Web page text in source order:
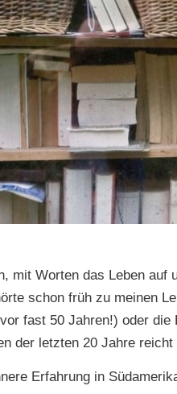
mit Worten das Leben auf
schon früh zu meinen
fast 50 Jahren!) oder
der letzten 20 Jahre
Erfahrung in